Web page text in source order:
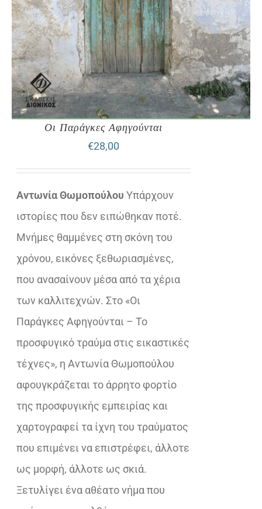
Οι Παράγκες Αφηγούνται
€28,00
Αντωνία Θωμοπούλου Υπάρχουν
ιστορίες που δεν ειπώθηκαν ποτέ.
Μνήμες θαμμένες στη σκόνη του
χρόνου, εικόνες ξεθωριασμένες,
που ανασαίνουν μέσα από τα χέρια
των καλλιτεχνών. Στο «Οι
Παράγκες Αφηγούνται – Το
προσφυγικό τραύμα στις εικαστικές
τέχνες», η Αντωνία Θωμοπούλου
αφουγκράζεται το άρρητο φορτίο
της προσφυγικής εμπειρίας και
χαρτογραφεί τα ίχνη του τραύματος
που επιμένει να επιστρέφει, άλλοτε
ως μορφή, άλλοτε ως σκιά.
Ξετυλίγει ένα αθέατο νήμα που